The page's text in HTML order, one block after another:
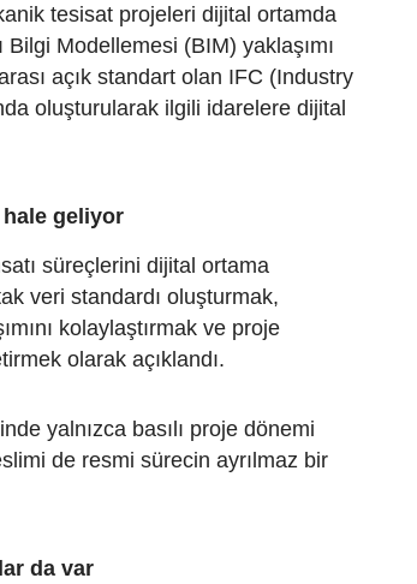
tesisat projeleri dijital ortamda
Bilgi Modellemesi (BIM) yaklaşımı
açık standart olan IFC (Industry
oluşturularak ilgili idarelere dijital
geliyor
süreçlerini dijital ortama
veri standardı oluşturmak,
kolaylaştırmak ve proje
olarak açıklandı.
yalnızca basılı proje dönemi
de resmi sürecin ayrılmaz bir
da var